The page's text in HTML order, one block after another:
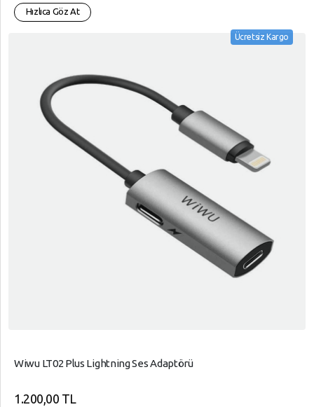
Hızlıca Göz At
Ücretsiz Kargo
Wiwu LT02 Plus Lightning Ses Adaptörü
1.200,00 TL